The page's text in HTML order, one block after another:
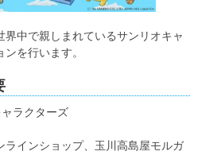
中で親しまれているサンリオキャ
を行います。
ラクターズ
インショップ、玉川高島屋モルガ